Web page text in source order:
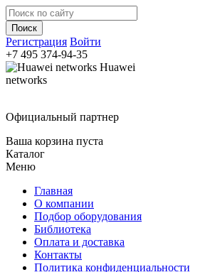
Регистрация Войти
+7 495 374-94-35
Huawei
networks
Официальный партнер
Ваша корзина пуста
Каталог
Меню
Главная
О компании
Подбор оборудования
Библиотека
Оплата и доставка
Контакты
Политика конфиденциальности